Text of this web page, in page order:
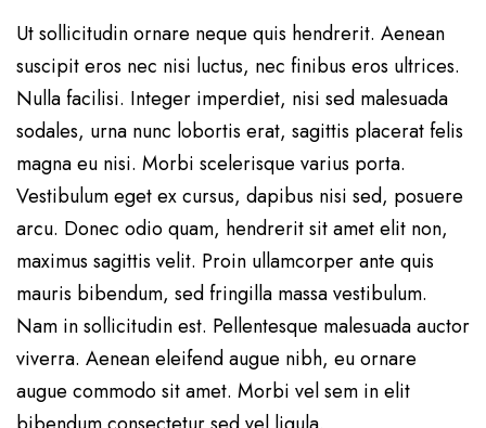
Ut sollicitudin ornare neque quis hendrerit. Aenean
suscipit eros nec nisi luctus, nec finibus eros ultrices.
Nulla facilisi. Integer imperdiet, nisi sed malesuada
sodales, urna nunc lobortis erat, sagittis placerat felis
magna eu nisi. Morbi scelerisque varius porta.
Vestibulum eget ex cursus, dapibus nisi sed, posuere
arcu. Donec odio quam, hendrerit sit amet elit non,
maximus sagittis velit. Proin ullamcorper ante quis
mauris bibendum, sed fringilla massa vestibulum.
Nam in sollicitudin est. Pellentesque malesuada auctor
viverra. Aenean eleifend augue nibh, eu ornare
augue commodo sit amet. Morbi vel sem in elit